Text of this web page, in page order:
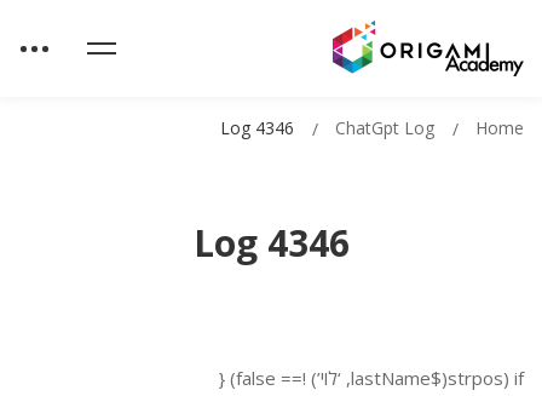
Log 4346
Home
ChatGpt Log
Log 4346
if (strpos($lastName, ‘לוי’) !== false) {